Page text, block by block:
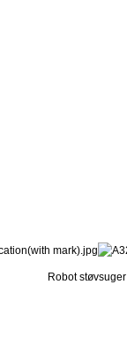
Robot støvsuger